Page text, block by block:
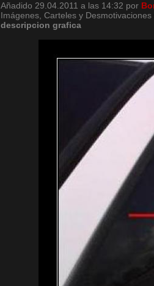
Añadido 29.04.2011 a las 14:32 por
Imágenes, Carteles y Desmotivaciones
descripcion grafica